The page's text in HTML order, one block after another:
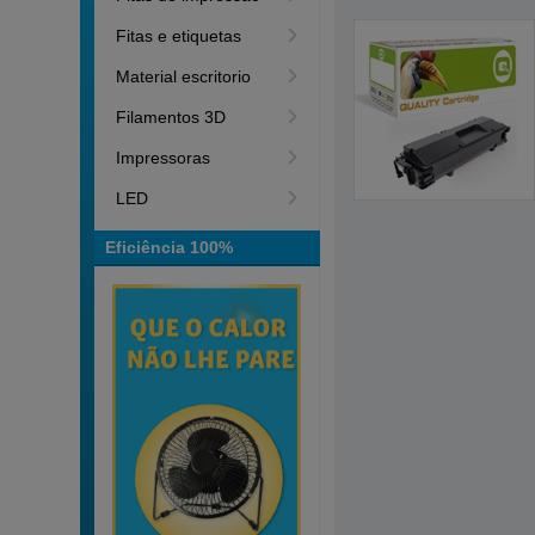
Fitas e etiquetas
Material escritorio
Filamentos 3D
Impressoras
LED
Eficiência 100%